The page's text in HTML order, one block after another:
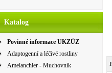
Katalog
Povinné informace UKZÚZ
Adaptogenní a léčivé rostliny
Amelanchier - Muchovník